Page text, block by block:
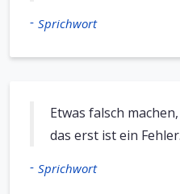
- Sprichwort
Etwas falsch
das erst ist ein Fehler.
- Sprichwort